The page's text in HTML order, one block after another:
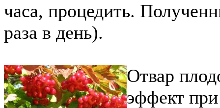
часа, процедить.
раза в день).
Отвар
эффект